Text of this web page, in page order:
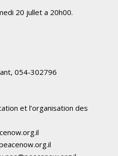
20 jullet a 20h00.
054-302796
et l’organisation des